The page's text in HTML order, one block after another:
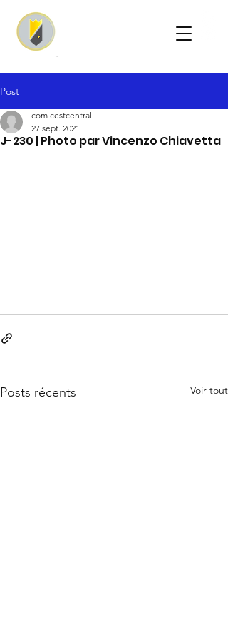
Post
J-230 | Photo par Vincenzo Chiavetta
com cestcentral
27 sept. 2021
Posts récents Voir tout